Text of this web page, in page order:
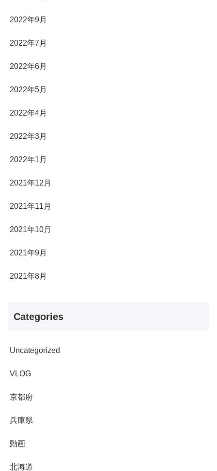
2022年9月
2022年7月
2022年6月
2022年5月
2022年4月
2022年3月
2022年1月
2021年12月
2021年11月
2021年10月
2021年9月
2021年8月
Categories
Uncategorized
VLOG
京都府
兵庫県
動画
北海道